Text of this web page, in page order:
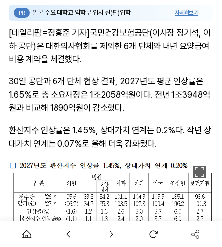
PR 일본 주요 대학교 약학부 입시 신(편)입학 자세히보기
[데일리팜=정흥준 기자]국민건강보험공단(이사장 정기석, 이
하 공단)은 대한의사협회를 제외한 6개 단체와 내년 요양급여
비용 계약을 체결했다.
30일 공단과 6개 단체 협상 결과, 2027년도 평균 인상률은
1.65%로 총 소요재정은 1조2058억원이다. 전년 1조3948억
원과 비교해 1890억원이 감소했다.
환산지수 인상률은 1.45%, 상대가치 연계는 0.2%다. 작년 상
대가치 연계는 0.07%로 올해 더욱 강화됐다.